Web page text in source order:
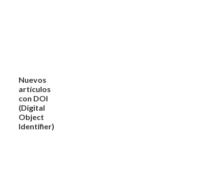
Nuevos
artículos
con DOI
(Digital
Object
Identifier)